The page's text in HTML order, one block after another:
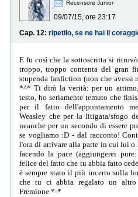
Recensore Junior
09/07/15, ore 23:17
Cap. 12: ripetilo, se ne hai il
E fu così che la sottoscritta si
troppo, troppo contenta del gran
stupenda fanfiction (non che
*^* Ti dirò la verità: per un
testo, ho seriamente temuto che
per il fatto dell'appuntamento
Weasley che per la litigata/sfogo
neanche per un secondo di essere
se vogliamo :D - dal racconto!
l'ora di arrivare alla parte in cui lui o
facendo la pace (aggiungerei
felice del fatto che tu abbia fatto
è sempre stato il più incerto sulla
che tu ci abbia regalato un
Fremione *-*